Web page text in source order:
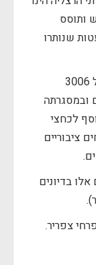
ותוסס
שנותרו
תוכנית מתחם הרובע הצפוני בהרצליה תמ"ל 3006
של כ-2,700 דונמים ובמסגרתה
בנוסף לכחצי
ציבוריים
בדיונים
צפריר.